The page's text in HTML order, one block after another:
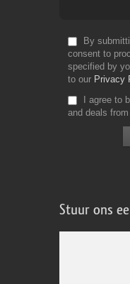
By
consent to
specified by
to our Privacy
I agree to
and deals
Stuur ons